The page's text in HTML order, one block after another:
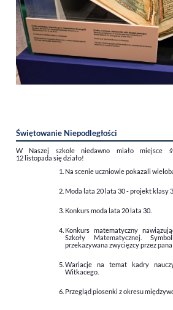
Świętowanie Niepodległości
W Naszej szkole niedawno miało miejsce
12 listopada się działo!
Na scenie uczniowie pokazali
Moda lata 20 lata 30 - projekt klasy
Konkurs moda lata 20 lata 30.
Konkurs matematyczny
Szkoły Matematycznej.
przekazywana zwycięzcy przez
Wariacje na temat kadry
Witkacego.
Przegląd piosenki z okresu